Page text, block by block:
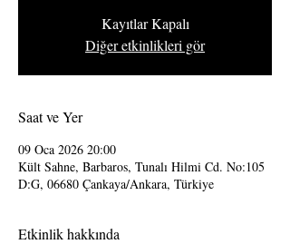
Kayıtlar Kapalı
Diğer etkinlikleri gör
Saat ve Yer
09 Oca 2026 20:00
Kült Sahne, Barbaros, Tunalı Hilmi Cd. No:105
D:G, 06680 Çankaya/Ankara, Türkiye
Etkinlik hakkında